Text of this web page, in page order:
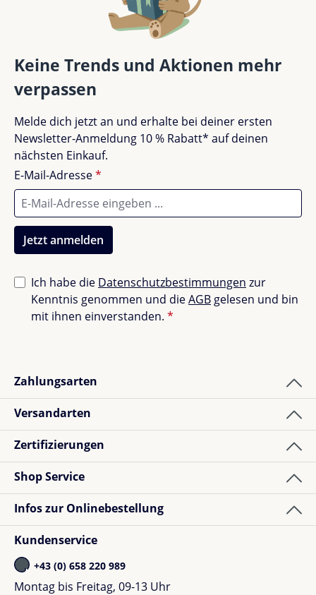
Wind geschützt sind.
Durchsichtige Folie:Ermöglicht deinen Kindern,
genießen.
Thule Urban Glide 3 double.
Entscheide dich für dasThule Urban Glide 3 Double
Regenverdeck für den Sportsitz
bei jeder Witterung optimalen Schutz und Komfort zu
bieten. Es ist die perfekte Lösung für Familien, die
auch bei regnerischem Wetter ihre Freizeitaktivitäten
nicht einschränken möchten.
Bewertung schreiben
Keine Bewertungen gefunden. Teile deine
Erfahrungen mit anderen.
Keine Trends und Aktionen mehr
verpassen
Melde dich jetzt an und erhalte bei deiner ersten
Newsletter-Anmeldung 10 % Rabatt* auf deinen
nächsten Einkauf.
E-Mail-Adresse*
Jetzt anmelden
Ich habe die Datenschutzbestimmungen zur
Kenntnis genommen und dieAGB gelesen und bin
mit ihnen einverstanden. *
Zahlungsarten
Versandarten
Zertifizierungen
Shop Service
Infos zur Onlinebestellung
Kundenservice
+43 (0) 658 220 989
Montag bis Freitag, 09-13 Uhr